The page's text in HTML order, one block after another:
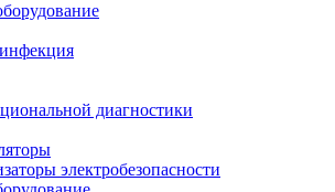
диагностики
электробезопасности